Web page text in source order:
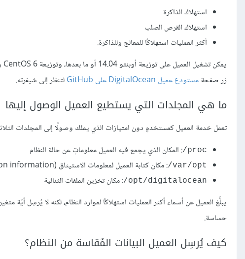
استهلاك الذاكرة
استهلاك القرص الصلب
أكثر العمليات استهلاكًا للمعالج وللذاكرة.
يمكن تشغيل العميل على توزيعة أوبنتو 14.04 أو ما بعدها، وتوزيعة CentOS 6 وما بعدها، ودبيان 8.
زر صفحةمستودع عميل DigitalOcean على GitHub لتنظر إلى شيفرته.
ما هي المجلدات التي يستطيع العميل الوصول إليها
تعمل خدمة العميل كمستخدمٍ دون امتيازات الذي يملك وصولًا إلى المجلدات
‎/proc: المكان الذي يجمع فيه العميل معلوماتٍ عن حالة النظام
‎/var/opt: مكان كتابة العميل لمعلومات الاستيثاق (authentication information) الخاصة به
‎/opt/digitalocean: مكان تخزين الملفات الثنائية
يبلِّغ العميل عن أسماء أكثر العمليات استهلاكًا لموارد النظام، لكنه لا يُرسِل أيّة
حساسة.
كيف يُرسِل العميل البيانات المُقاسة من النظام؟